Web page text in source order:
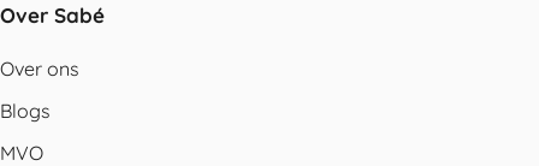
Over Sabé
Over ons
Blogs
MVO